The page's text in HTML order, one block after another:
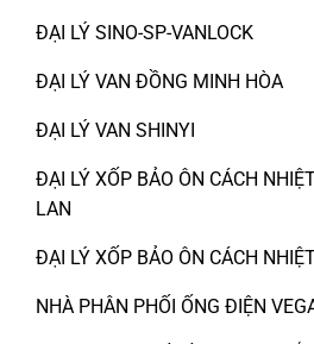
ĐẠI LÝ SINO-SP-VANLOCK
ĐẠI LÝ VAN ĐỒNG MINH HÒA
ĐẠI LÝ VAN SHINYI
ĐẠI LÝ XỐP BẢO ÔN CÁCH
LAN
ĐẠI LÝ XỐP BẢO ÔN CÁCH
NHÀ PHÂN PHỐI ỐNG ĐIỆN